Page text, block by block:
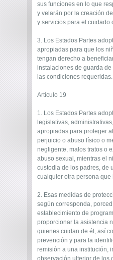
sus funciones en lo que
y velarán por la creación
y servicios para el cuidado
3. Los Estados Partes
apropiadas para que los
tengan derecho a
instalaciones de guarda
las condiciones requeridas.
Artículo 19
1. Los Estados Partes
legislativas,
apropiadas para proteger
perjuicio o abuso físico o
negligente, malos tratos o
abuso sexual, mientras el
custodia de los padres, de
cualquier otra persona que
2. Esas medidas de
según corresponda,
establecimiento de
proporcionar la asistencia
quienes cuidan de él, así
prevención y para la
remisión a una institución,
observación ulterior de los